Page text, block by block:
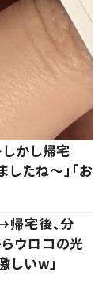
かし帰宅
たね～」「お
帰宅後、分
ウロコの光
しいw」